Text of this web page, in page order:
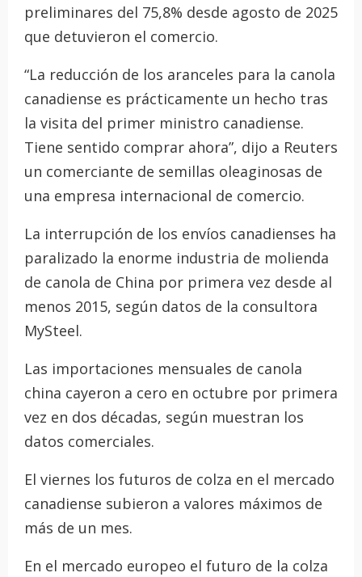
preliminares del 75,8% desde agosto de 2025
que detuvieron el comercio.
“La reducción de los aranceles para la canola
canadiense es prácticamente un hecho tras
la visita del primer ministro canadiense.
Tiene sentido comprar ahora”, dijo a Reuters
un comerciante de semillas oleaginosas de
una empresa internacional de comercio.
La interrupción de los envíos canadienses ha
paralizado la enorme industria de molienda
de canola de China por primera vez desde al
menos 2015, según datos de la consultora
MySteel.
Las importaciones mensuales de canola
china cayeron a cero en octubre por primera
vez en dos décadas, según muestran los
datos comerciales.
El viernes los futuros de colza en el mercado
canadiense subieron a valores máximos de
más de un mes.
En el mercado europeo el futuro de la colza